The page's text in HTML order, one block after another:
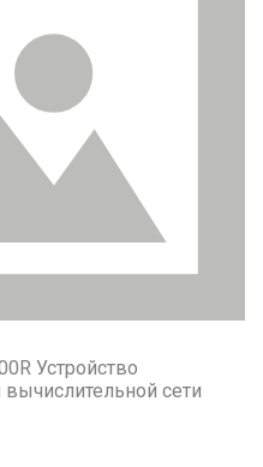
Устройство
сети